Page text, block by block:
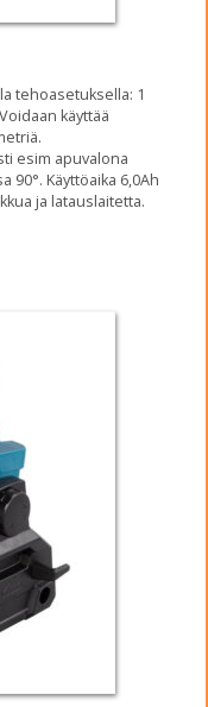
tehoasetuksella: 1
käyttää
esim apuvalona
90°. Käyttöaika 6,0Ah
ja latauslaitetta.